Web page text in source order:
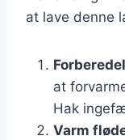
at lave denne
at
Hak
Varm